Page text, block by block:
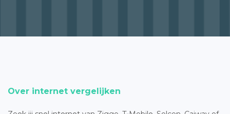
Over internet vergelijken